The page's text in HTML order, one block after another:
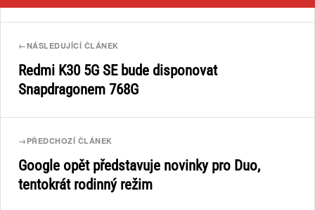
←NÁSLEDUJÍCÍ ČLÁNEK
Redmi K30 5G SE bude disponovat
Snapdragonem 768G
→ PŘEDCHOZÍ ČLÁNEK
Google opět představuje novinky pro Duo,
tentokrát rodinný režim